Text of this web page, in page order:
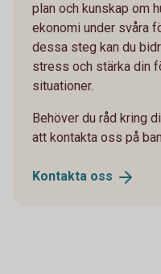
plan och kunskap om
ekonomi under svåra
dessa steg kan du
stress och stärka din
situationer.
Behöver du råd kring
att kontakta oss på
Kontakta oss